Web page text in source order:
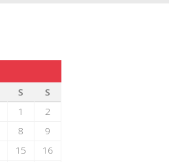
S
S
1
2
8
9
15
16